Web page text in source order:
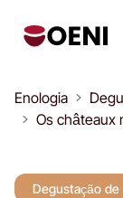
Enologia
Os châteaux
Degustação de